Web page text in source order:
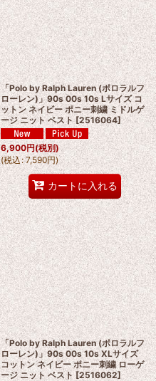
「Polo by Ralph Lauren (ポロラルフ
ローレン)」90s 00s 10s Lサイズ コ
ットン ネイビー ポニー刺繍 ミドルゲ
ージ ニット ベスト [2516064]
6,900円(税別)
(税込: 7,590円)
カートに入れる
「Polo by Ralph Lauren (ポロラルフ
ローレン)」90s 00s 10s XLサイズ
コットン ネイビー ポニー刺繍 ローゲ
ージ ニット ベスト [2516062]